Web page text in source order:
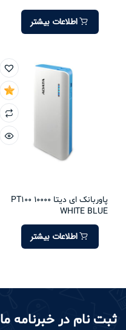
اطلاعات بیشتر
پاوربانک ای دیتا PT100 10000
WHITE BLUE
اطلاعات بیشتر
ثبت نام در خبرنامه ما